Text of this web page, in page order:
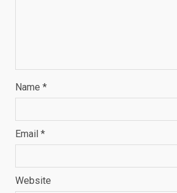
Name *
Email *
Website